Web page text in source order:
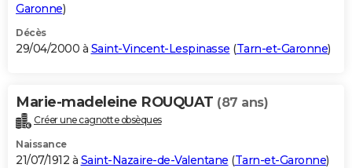
Garonne)
Décès
29/04/2000 à Saint-Vincent-Lespinasse (Tarn-et-Garonne)
Marie-madeleine ROUQUAT (87 ans)
Créer une cagnotte obsèques
Naissance
21/07/1912 à Saint-Nazaire-de-Valentane (Tarn-et-Garonne)